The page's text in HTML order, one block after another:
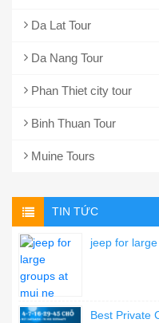
Da Lat Tour
Da Nang Tour
Phan Thiet city tour
Binh Thuan Tour
Muine Tours
TIN TỨC
jeep for
Best Private